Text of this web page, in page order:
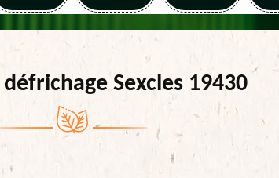
Sexcles 19430